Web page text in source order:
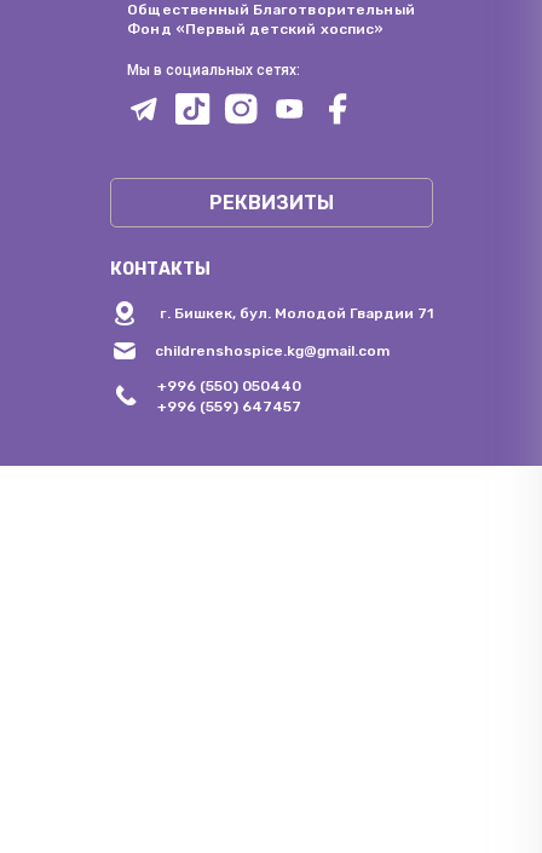
Общественный Благотворительный
Фонд «Первый детский хоспис»
Мы в социальных сетях:
РЕКВИЗИТЫ
КОНТАКТЫ
г. Бишкек, бул. Молодой Гвардии 71
childrenshospice.kg@gmail.com
+996 (550) 050440
+996 (559) 647457